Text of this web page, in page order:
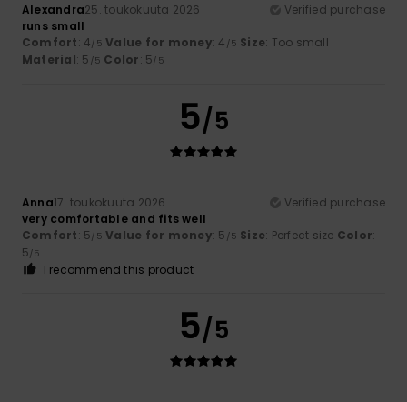
Alexandra25. toukokuuta 2026
Verified purchase
runs small
Comfort: 4/5 Value for money: 4 /5 Size: Too small
Material: 5 /5 Color: 5/5
5/5
Anna17. toukokuuta 2026
Verified purchase
very comfortable and fits well
Comfort: 5/5 Value for money: 5 /5 Size: Perfect size Color:
5/5
I recommend this product
5/5